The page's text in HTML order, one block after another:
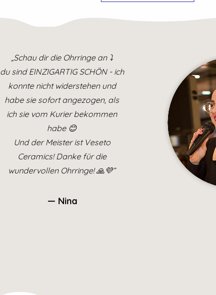
„Schau dir die Ohrringe an ⤵️
du sind EINZIGARTIG SCHÖN - ich
konnte nicht widerstehen und
habe sie sofort angezogen, als
ich sie vom Kurier bekommen
habe 😊
Und der Meister ist Veseto
Ceramics! Danke für die
wundervollen Ohrringe! 🙏💜”
— Nina